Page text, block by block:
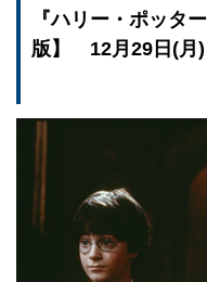
『ハリー・ポッタ
版】 12月29日(